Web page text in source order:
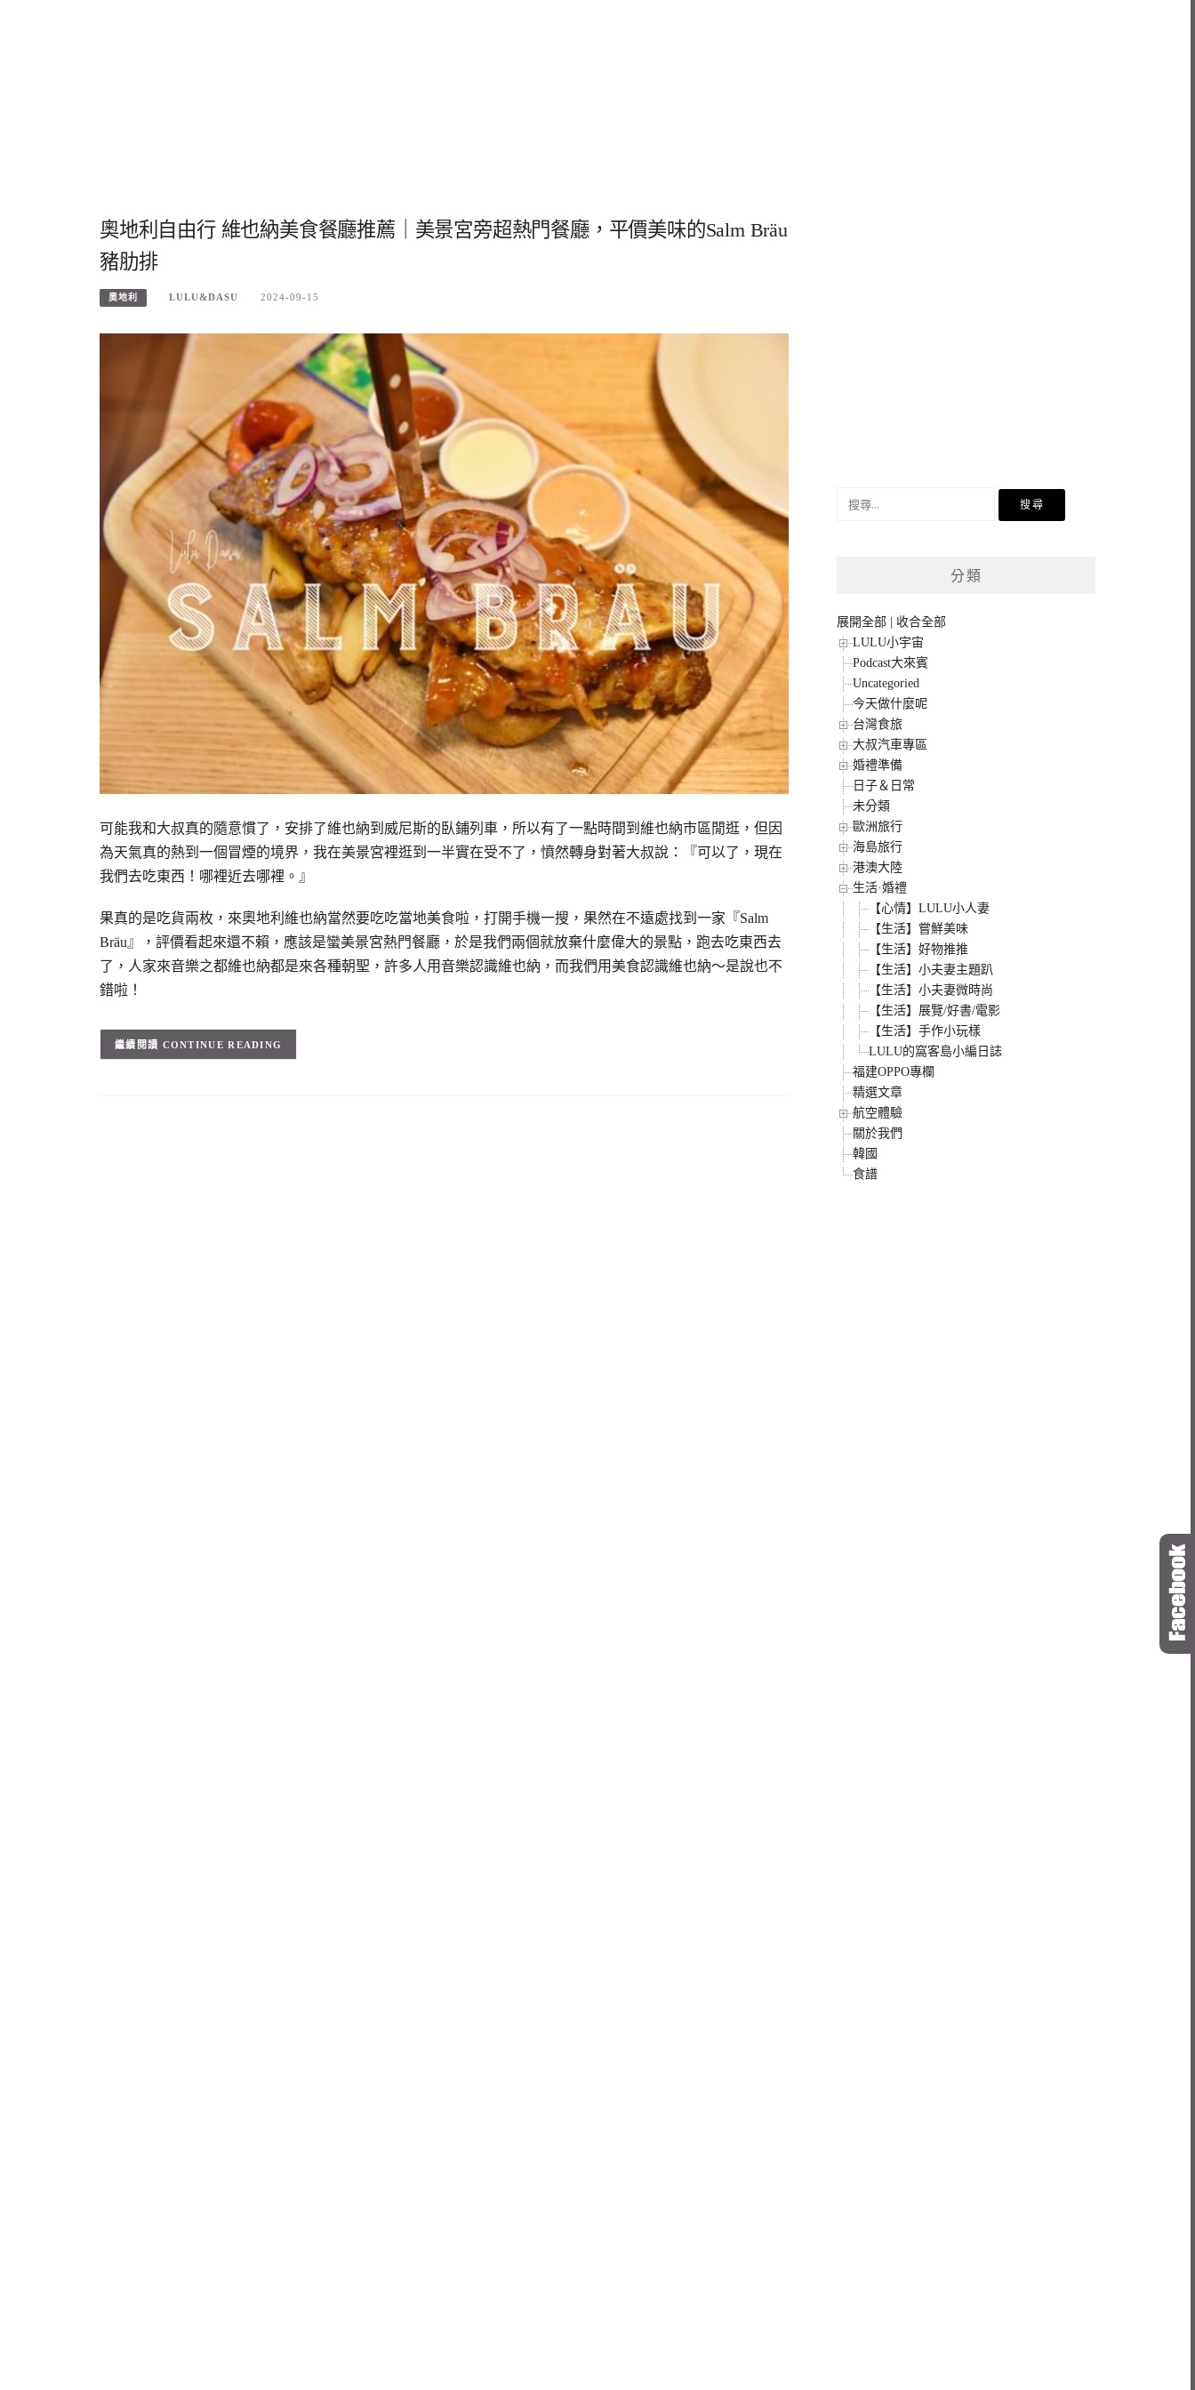
奧地利自由行 維也納美食餐廳推薦｜美景宮旁超熱門餐廳，平價美味的Salm Bräu
豬肋排
奧地利 LULU&DASU 2024-09-15
可能我和大叔真的隨意慣了，安排了維也納到威尼斯的臥鋪列車，所以有了一點時間到維也納市區閒逛，但因
為天氣真的熱到一個冒煙的境界，我在美景宮裡逛到一半實在受不了，憤然轉身對著大叔說：『可以了，現在
我們去吃東西！哪裡近去哪裡。』
果真的是吃貨兩枚，來奧地利維也納當然要吃吃當地美食啦，打開手機一搜，果然在不遠處找到一家『Salm
Bräu』，評價看起來還不賴，應該是蠻美景宮熱門餐廳，於是我們兩個就放棄什麼偉大的景點，跑去吃東西去
了，人家來音樂之都維也納都是來各種朝聖，許多人用音樂認識維也納，而我們用美食認識維也納～是說也不
錯啦！
CONTINUE READING
分類
展開全部
收合全部
LULU小宇宙
Podcast大來賓
Uncategoried
今天做什麼呢
台灣食旅
大叔汽車專區
婚禮準備
日子＆日常
未分類
歐洲旅行
海島旅行
港澳大陸
生活·婚禮
【心情】LULU小人妻
【生活】嘗鮮美味
【生活】好物推推
【生活】小夫妻主題趴
【生活】小夫妻微時尚
【生活】展覽/好書/電影
【生活】手作小玩樣
LULU的窩客島小編日誌
福建OPPO專欄
精選文章
航空體驗
關於我們
韓國
食譜